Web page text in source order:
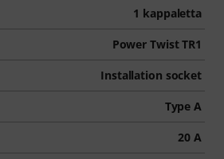
1 kappaletta
Power Twist TR1
Installation socket
Type A
20 A